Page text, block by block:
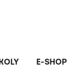
E-SHOP